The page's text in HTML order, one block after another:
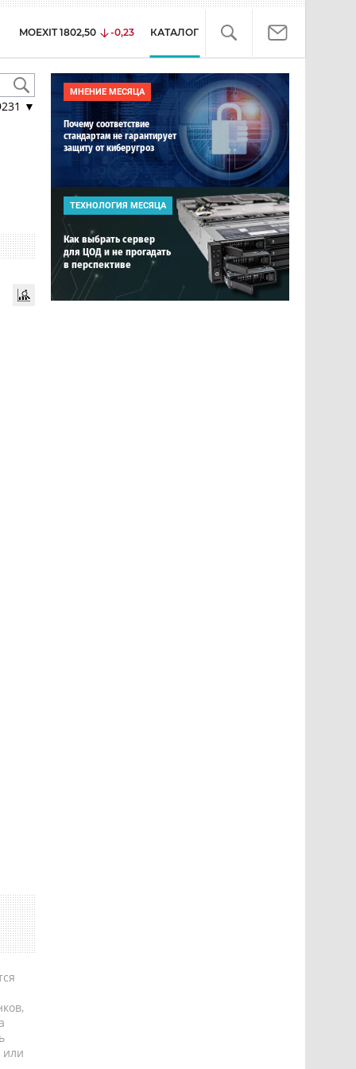
MOEXIT 1802,50 -0,23 КАТАЛОГ
▼
или
МНЕНИЕ МЕСЯЦА
Почему соответствие
стандартам не гарантирует
защиту от киберугроз
ТЕХНОЛОГИЯ МЕСЯЦА
Как выбрать сервер
для ЦОД и не прогадать
в перспективе